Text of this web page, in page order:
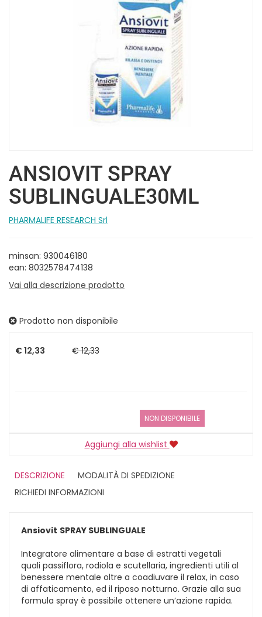
ANSIOVIT SPRAY
SUBLINGUALE30ML
PHARMALIFE RESEARCH Srl
minsan: 930046180
ean: 8032578474138
Vai alla descrizione prodotto
Prodotto non disponibile
€ 12,33
€ 12,33
NON DISPONIBILE
Aggiungi alla wishlist
DESCRIZIONE
MODALITÀ DI SPEDIZIONE
RICHIEDI INFORMAZIONI
Ansiovit SPRAY SUBLINGUALE
Integratore alimentare a base di estratti vegetali
quali passiflora, rodiola e scutellaria, ingredienti utili al
benessere mentale oltre a coadiuvare il relax, in caso
di affaticamento, ed il riposo notturno. Grazie alla sua
formula spray è possibile ottenere un’azione rapida.